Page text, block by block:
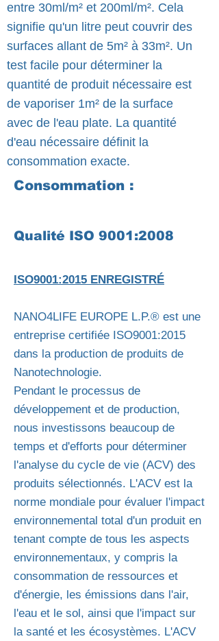
entre 30ml/m² et 200ml/m². Cela
signifie qu'un litre peut couvrir des
surfaces allant de 5m² à 33m². Un
test facile pour déterminer la
quantité de produit nécessaire est
de vaporiser 1m² de la surface
avec de l'eau plate. La quantité
d'eau nécessaire définit la
consommation exacte.
Consommation :
Qualité ISO 9001:2008
ISO9001:2015 ENREGISTRÉ
NANO4LIFE EUROPE L.P.® est une
entreprise certifiée ISO9001:2015
dans la production de produits de
Nanotechnologie.
Pendant le processus de
développement et de production,
nous investissons beaucoup de
temps et d'efforts pour déterminer
l'analyse du cycle de vie (ACV) des
produits sélectionnés. L'ACV est la
norme mondiale pour évaluer l'impact
environnemental total d'un produit en
tenant compte de tous les aspects
environnementaux, y compris la
consommation de ressources et
d'énergie, les émissions dans l'air,
l'eau et le sol, ainsi que l'impact sur
la santé et les écosystèmes. L'ACV